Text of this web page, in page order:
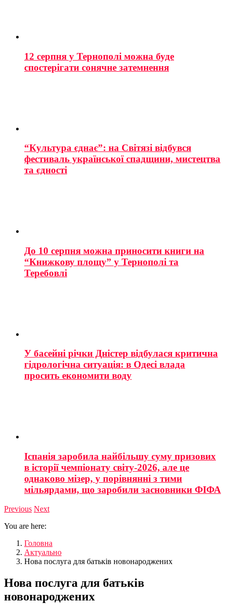
12 серпня у Тернополі можна буде
спостерігати сонячне затемнення
“Культура єднає”: на Світязі відбувся
фестиваль української спадщини, мистецтва
та єдності
До 10 серпня можна приносити книги на
“Книжкову площу” у Тернополі та
Теребовлі
У басейні річки Дністер відбулася критична
гідрологічна ситуація: в Одесі влада
просить економити воду
Іспанія заробила найбільшу суму призових
в історії чемпіонату світу-2026, але це
однаково мізер, у порівнянні з тими
мільярдами, що заробили засновники ФІФА
Previous Next
You are here:
Головна
Актуально
Нова послуга для батьків новонароджених
Нова послуга для батьків
новонароджених